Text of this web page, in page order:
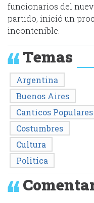
funcionarios del
partido, inició un
incontenible.
Temas
Argentina
Buenos Aires
Canticos Populares
Costumbres
Cultura
Politica